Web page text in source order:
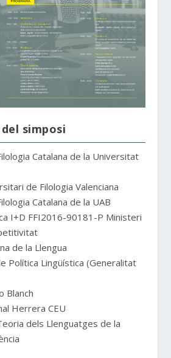
simposi
Catalana de la Universitat
de Filologia Valenciana
Catalana de la UAB
I+D FFI2016-90181-P Ministeri
de la Llengua
Política Lingüística (Generalitat
Blanch
Herrera CEU
dels Llenguatges de la